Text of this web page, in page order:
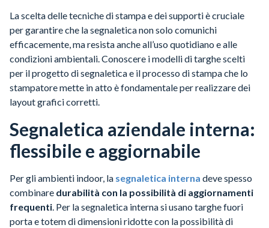
La scelta delle tecniche di stampa e dei supporti è cruciale
per garantire che la segnaletica non solo comunichi
efficacemente, ma resista anche all’uso quotidiano e alle
condizioni ambientali. Conoscere i modelli di targhe scelti
per il progetto di segnaletica e il processo di stampa che lo
stampatore mette in atto è fondamentale per realizzare dei
layout grafici corretti.
Segnaletica aziendale interna:
flessibile e aggiornabile
Per gli ambienti indoor, la segnaletica interna deve spesso
combinare durabilità con la possibilità di aggiornamenti
frequenti . Per la segnaletica interna si usano targhe fuori
porta e totem di dimensioni ridotte con la possibilità di